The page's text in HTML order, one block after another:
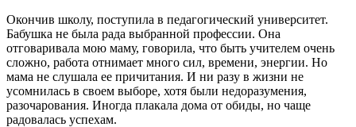
Окончив школу, поступила в педагогический университет.
Бабушка не была рада выбранной профессии. Она
отговаривала мою маму, говорила, что быть учителем очень
сложно, работа отнимает много сил, времени, энергии. Но
мама не слушала ее причитания. И ни разу в жизни не
усомнилась в своем выборе, хотя были недоразумения,
разочарования. Иногда плакала дома от обиды, но чаще
радовалась успехам.